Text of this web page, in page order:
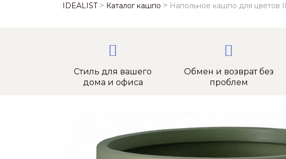
IDEALIST> Каталог кашпо > Напольное кашпо для цветов
Стиль для вашего
дома и офиса
Обмен и возврат без
проблем